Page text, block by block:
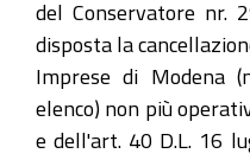
del Conservatore nr.
disposta la
Imprese di Modena
elenco) non più
e dell'art. 40 D.L. 16